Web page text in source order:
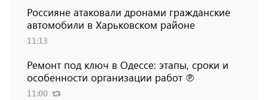
Россияне атаковали дронами гражданские
автомобили в Харьковском районе
11:13
Ремонт под ключ в Одессе: этапы, сроки и
особенности организации работ ℗
11:00